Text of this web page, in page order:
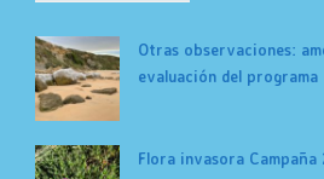
Otras observaciones:
evaluación del programa
Flora invasora Campaña